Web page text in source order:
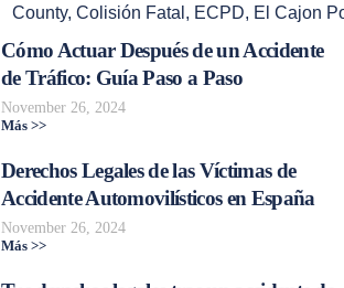
County, Colisión Fatal , ECPD, El Cajon
Cómo Actuar Después de un Accidente
de Tráfico: Guía Paso a Paso
November 26, 2024
Más >>
Derechos Legales de las Víctimas de
Accidente Automovilísticos en España
November 26, 2024
Más >>